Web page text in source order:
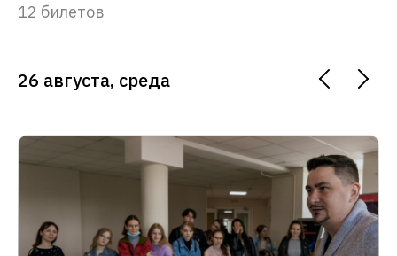
12 билетов
26 августа, среда